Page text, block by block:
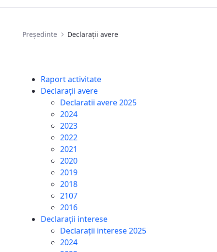
Președinte Declarații avere
Raport activitate
Declarații avere
Declaratii avere 2025
2024
2023
2022
2021
2020
2019
2018
2107
2016
Declarații interese
Declarații interese 2025
2024